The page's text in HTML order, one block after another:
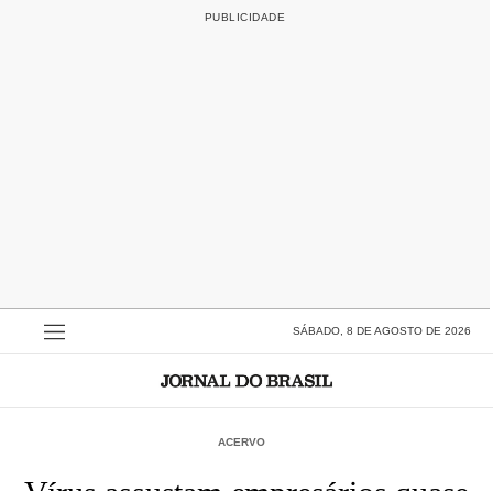
SÁBADO, 8 DE AGOSTO DE 2026
ACERVO